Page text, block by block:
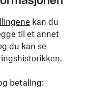
kan du
til et annet
du kan se
betaling: